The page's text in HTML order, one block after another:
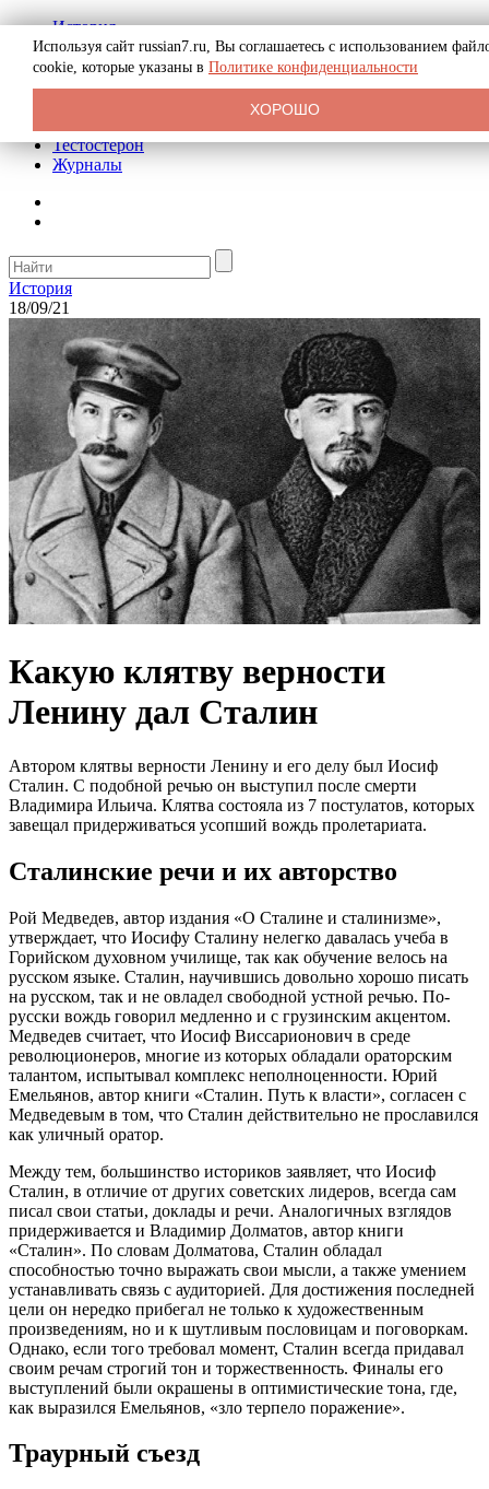
История
Биография
Криминал
Реклама на сайте
Тестостерон
Журналы
История
18/09/21
Какую клятву верности
Ленину дал Сталин
Автором клятвы верности Ленину и его делу был Иосиф
Сталин. С подобной речью он выступил после смерти
Владимира Ильича. Клятва состояла из 7 постулатов, которых
завещал придерживаться усопший вождь пролетариата.
Сталинские речи и их авторство
Рой Медведев, автор издания «О Сталине и сталинизме»,
утверждает, что Иосифу Сталину нелегко давалась учеба в
Горийском духовном училище, так как обучение велось на
русском языке. Сталин, научившись довольно хорошо писать
на русском, так и не овладел свободной устной речью. По-
русски вождь говорил медленно и с грузинским акцентом.
Медведев считает, что Иосиф Виссарионович в среде
революционеров, многие из которых обладали ораторским
талантом, испытывал комплекс неполноценности. Юрий
Емельянов, автор книги «Сталин. Путь к власти», согласен с
Медведевым в том, что Сталин действительно не прославился
как уличный оратор.
Между тем, большинство историков заявляет, что Иосиф
Сталин, в отличие от других советских лидеров, всегда сам
писал свои статьи, доклады и речи. Аналогичных взглядов
придерживается и Владимир Долматов, автор книги
«Сталин». По словам Долматова, Сталин обладал
способностью точно выражать свои мысли, а также умением
устанавливать связь с аудиторией. Для достижения последней
цели он нередко прибегал не только к художественным
произведениям, но и к шутливым пословицам и поговоркам.
Однако, если того требовал момент, Сталин всегда придавал
своим речам строгий тон и торжественность. Финалы его
выступлений были окрашены в оптимистические тона, где,
как выразился Емельянов, «зло терпело поражение».
Траурный съезд
Используя сайт russian7.ru, Вы соглашаетесь с использованием
cookie, которые указаны в Политике конфиденциальности
ХОРОШО